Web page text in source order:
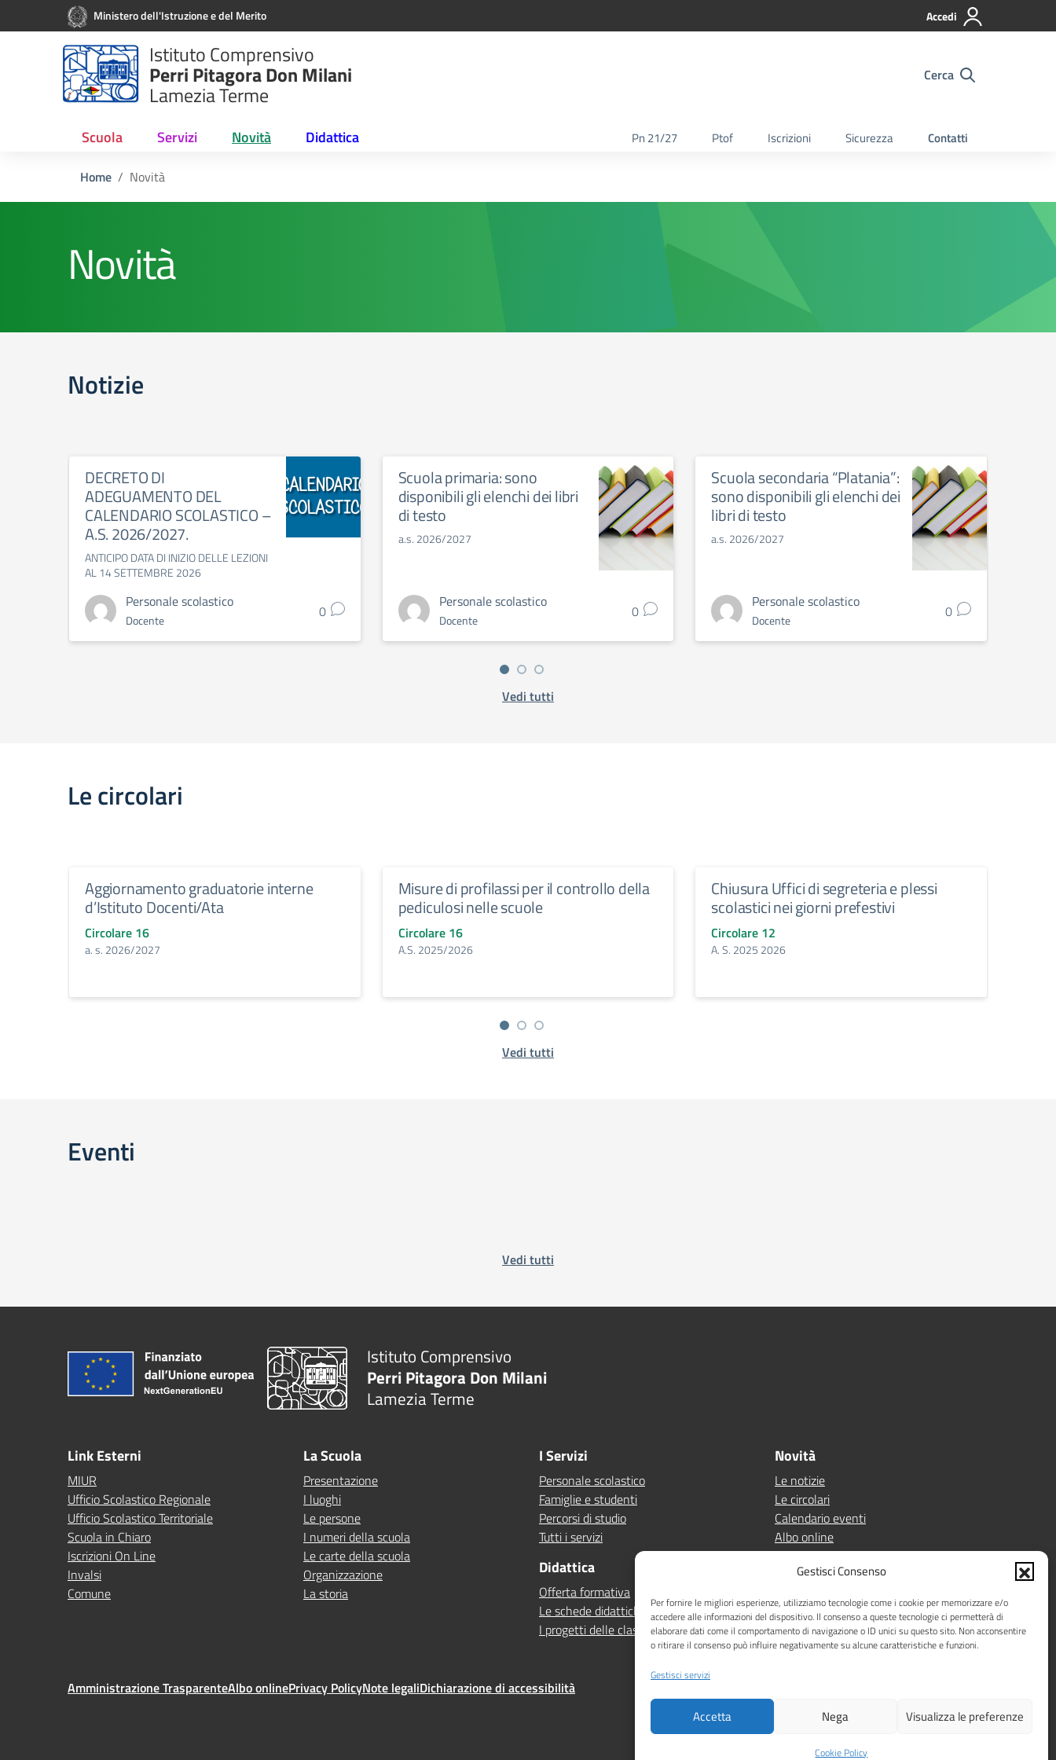
Gestisci Consenso
Per fornire le migliori esperienze, utilizziamo tecnologie come i cookie per memorizzare e/o
accedere alle informazioni del dispositivo. Il consenso a queste tecnologie ci permetterà di
elaborare dati come il comportamento di navigazione o ID unici su questo sito. Non acconsentire
o ritirare il consenso può influire negativamente su alcune caratteristiche e funzioni.
Gestisci servizi
Accetta Nega Visualizza le preferenze
Cookie Policy
Vai ai contenuti
Vai al menu di navigazioneMinistero dell'Istruzione e del Merito Accedi
Istituto Comprensivo
Perri Pitagora Don Milani
Lamezia Terme
Cerca
Scuola Servizi Novità Didattica Pn 21/27 Ptof Iscrizioni Sicurezza Contatti
Home Novità
Novità
Notizie
DECRETO DI
ADEGUAMENTO DEL
CALENDARIO SCOLASTICO –
A.S. 2026/2027.
ANTICIPO DATA DI INIZIO DELLE LEZIONI
AL 14 SETTEMBRE 2026
Personale scolastico
Docente 0
Scuola primaria: sono
disponibili gli elenchi dei libri
di testo
a.s. 2026/2027
Personale scolastico
Docente 0
Scuola secondaria “Platania”:
sono disponibili gli elenchi dei
libri di testo
a.s. 2026/2027
Personale scolastico
Docente 0
Vedi tutti
Le circolari
Aggiornamento graduatorie interne
d’Istituto Docenti/Ata
Circolare 16
a. s. 2026/2027
Misure di profilassi per il controllo della
pediculosi nelle scuole
Circolare 16
A.S. 2025/2026
Chiusura Uffici di segreteria e plessi
scolastici nei giorni prefestivi
Circolare 12
A. S. 2025 2026
Vedi tutti
Eventi
Vedi tutti
Istituto Comprensivo
Perri Pitagora Don Milani
Lamezia Terme
Link Esterni
MIUR
Ufficio Scolastico Regionale
Ufficio Scolastico Territoriale
Scuola in Chiaro
Iscrizioni On Line
Invalsi
Comune
La Scuola
Presentazione
I luoghi
Le persone
I numeri della scuola
Le carte della scuola
Organizzazione
La storia
I Servizi
Personale scolastico
Famiglie e studenti
Percorsi di studio
Tutti i servizi
Didattica
Offerta formativa
Le schede didattiche
I progetti delle classi
Novità
Le notizie
Le circolari
Calendario eventi
Albo online
Pn 21/27
Iscrizioni
Sicurezza
Contatti
Amministrazione TrasparenteAlbo onlinePrivacy PolicyNote legaliDichiarazione di accessibilità
Idea e progetto di Designers Italia